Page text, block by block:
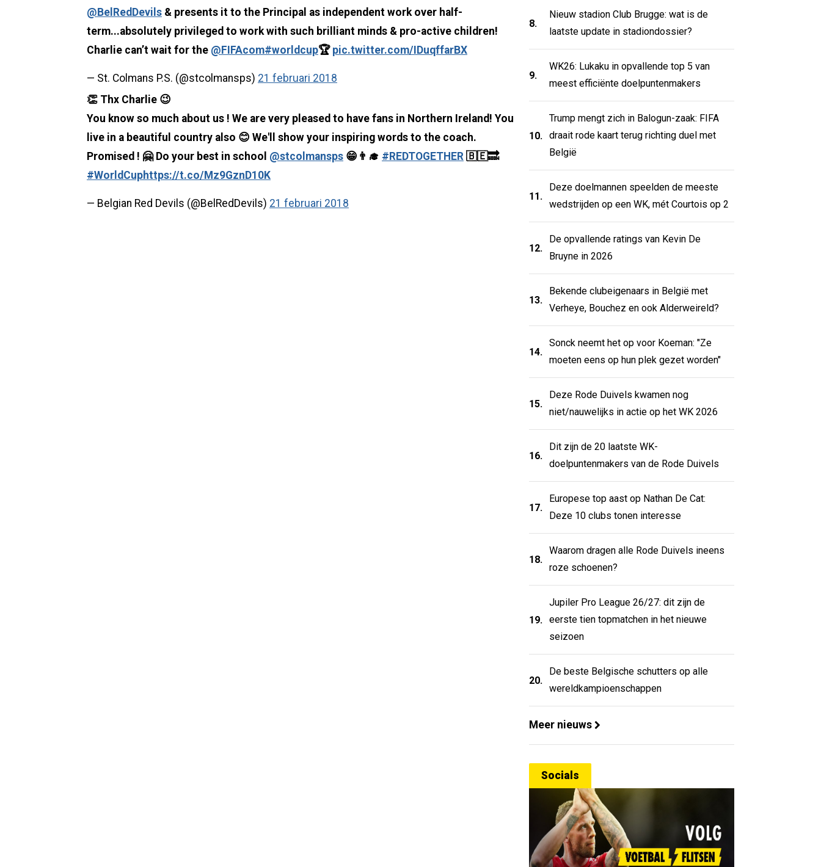
@BelRedDevils & presents it to the Principal as independent work over half-
term...absolutely privileged to work with such brilliant minds & pro-active children!
Charlie can’t wait for the @FIFAcom#worldcup🏆 pic.twitter.com/IDuqffarBX
— St. Colmans P.S. (@stcolmansps) 21 februari 2018
👏 Thx Charlie 😉
You know so much about us ! We are very pleased to have fans in Northern Ireland! You
live in a beautiful country also 😊 We'll show your inspiring words to the coach.
Promised ! 🤗 Do your best in school @stcolmansps 😁👨‍🎓 #REDTOGETHER 🇧🇪🔜
#WorldCuphttps://t.co/Mz9GznD10K
— Belgian Red Devils (@BelRedDevils) 21 februari 2018
8.
Nieuw stadion Club Brugge: wat is de
laatste update in stadiondossier?
9.
WK26: Lukaku in opvallende top 5 van
meest efficiënte doelpuntenmakers
10.
Trump mengt zich in Balogun-zaak: FIFA
draait rode kaart terug richting duel met
België
11.
Deze doelmannen speelden de meeste
wedstrijden op een WK, mét Courtois op 2
12.
De opvallende ratings van Kevin De
Bruyne in 2026
13.
Bekende clubeigenaars in België met
Verheye, Bouchez en ook Alderweireld?
14.
Sonck neemt het op voor Koeman: "Ze
moeten eens op hun plek gezet worden"
15.
Deze Rode Duivels kwamen nog
niet/nauwelijks in actie op het WK 2026
16.
Dit zijn de 20 laatste WK-
doelpuntenmakers van de Rode Duivels
17.
Europese top aast op Nathan De Cat:
Deze 10 clubs tonen interesse
18.
Waarom dragen alle Rode Duivels ineens
roze schoenen?
19.
Jupiler Pro League 26/27: dit zijn de
eerste tien topmatchen in het nieuwe
seizoen
20.
De beste Belgische schutters op alle
wereldkampioenschappen
Meer nieuws
Socials